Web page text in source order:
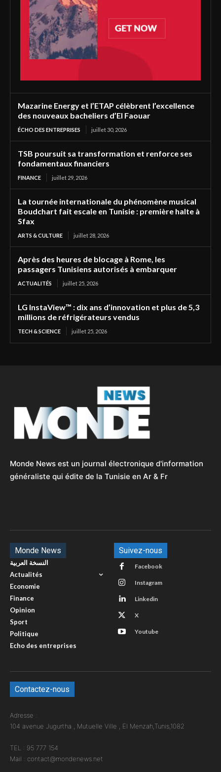
Mazarine Energy et l’ETAP célèbrent l’excellence
des nouveaux bacheliers d’El Faouar
ÉCHO DES ENTREPRISES juillet 30, 2026
TSB poursuit sa transformation et renforce ses
fondamentaux financiers
FINANCE juillet 29, 2026
La tournée internationale du phénomène musical
Boudchart fait escale en Tunisie : première halte à
Sfax
ARTS & CULTURE juillet 28, 2026
Après des heures de blocage à Rome, les
passagers Tunisiens autorisés à embarquer
ACTUALITÉS juillet 25, 2026
LG InstaView™ : dix ans d’innovation et plus de 5,3
millions de réfrigérateurs vendus
TECH & SCIENCE juillet 25, 2026
Monde News est un journal électronique d'information
généraliste qui édite de la Tunisie en Ar & Fr
Monde News
النسخة العربية
Actualités
Economie
Finance
Opinion
Sport
Politique
Echo des entreprises
Suivez-nous
Facebook
Instagram
Linkedin
X
Youtube
Contactez-nous
Adresse :
104 avenue Jugurtha , Mutuelle Ville , El Menzah,Tunis,1082
TEL : 95 777 154
Mail : contact@mondenews.net